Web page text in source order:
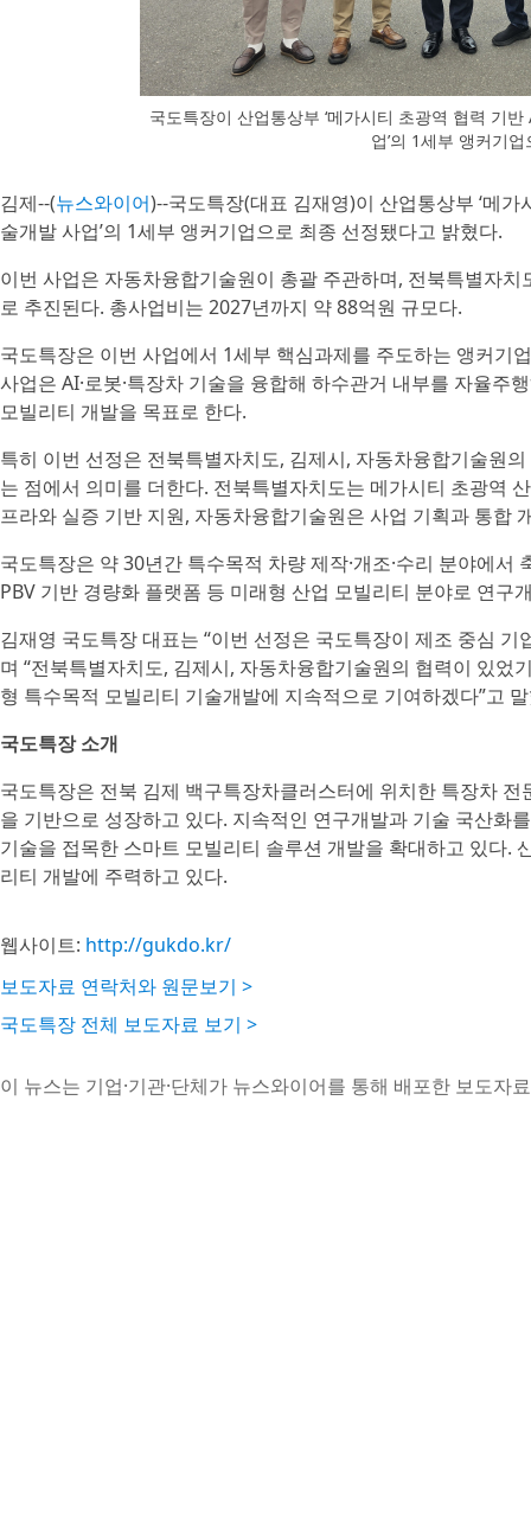
국도특장이 산업통상부 ‘메가시티 초광역 협력 기
업’의 1세부 앵커기
김제--(뉴스와이어)--국도특장(대표 김재영)이 산업통상부 ‘메
술개발 사업’의 1세부 앵커기업으로 최종 선정됐다고 밝혔다.
이번 사업은 자동차융합기술원이 총괄 주관하며, 전북특별자
로 추진된다. 총사업비는 2027년까지 약 88억원 규모다.
국도특장은 이번 사업에서 1세부 핵심과제를 주도하는 앵커기
사업은 AI·로봇·특장차 기술을 융합해 하수관거 내부를 자율주
모빌리티 개발을 목표로 한다.
특히 이번 선정은 전북특별자치도, 김제시, 자동차융합기술원
는 점에서 의미를 더한다. 전북특별자치도는 메가시티 초광역
프라와 실증 기반 지원, 자동차융합기술원은 사업 기획과 통합
국도특장은 약 30년간 특수목적 차량 제작·개조·수리 분야에
PBV 기반 경량화 플랫폼 등 미래형 산업 모빌리티 분야로 연구
김재영 국도특장 대표는 “이번 선정은 국도특장이 제조 중심
며 “전북특별자치도, 김제시, 자동차융합기술원의 협력이 있
형 특수목적 모빌리티 기술개발에 지속적으로 기여하겠다”고
국도특장 소개
국도특장은 전북 김제 백구특장차클러스터에 위치한 특장차
을 기반으로 성장하고 있다. 지속적인 연구개발과 기술 국산화
기술을 접목한 스마트 모빌리티 솔루션 개발을 확대하고 있다.
리티 개발에 주력하고 있다.
웹사이트: http://gukdo.kr/
보도자료 연락처와 원문보기 >
국도특장 전체 보도자료 보기 >
이 뉴스는 기업·기관·단체가 뉴스와이어를 통해 배포한 보도자